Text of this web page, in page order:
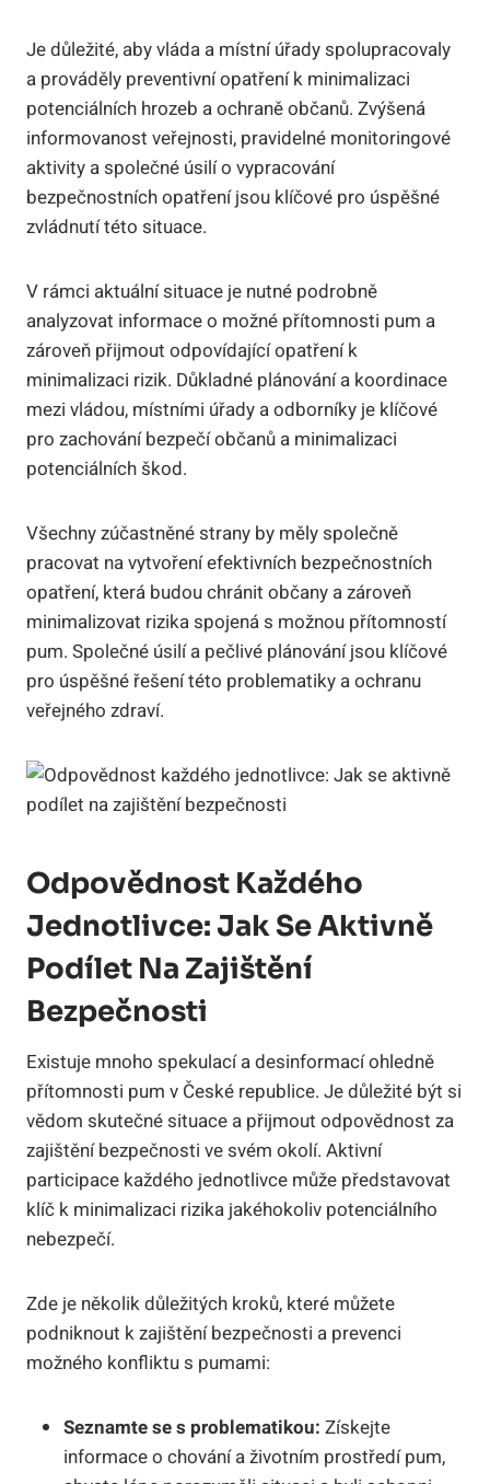
Je důležité, aby vláda a místní úřady spolupracovaly
a prováděly preventivní opatření k minimalizaci
potenciálních hrozeb a ochraně občanů. Zvýšená
informovanost veřejnosti, pravidelné monitoringové
aktivity a společné úsilí o vypracování
bezpečnostních opatření jsou klíčové pro úspěšné
zvládnutí této situace.
V rámci aktuální situace je nutné podrobně
analyzovat informace o možné přítomnosti pum a
zároveň přijmout odpovídající opatření k
minimalizaci rizik. Důkladné plánování a koordinace
mezi vládou, místními úřady a odborníky je klíčové
pro zachování bezpečí občanů a minimalizaci
potenciálních škod.
Všechny zúčastněné strany by měly společně
pracovat na vytvoření efektivních bezpečnostních
opatření, která budou chránit občany a zároveň
minimalizovat rizika spojená s možnou přítomností
pum. Společné úsilí a pečlivé plánování jsou klíčové
pro úspěšné řešení této problematiky a ochranu
veřejného zdraví.
Odpovědnost Každého
Jednotlivce: Jak Se Aktivně
Podílet Na Zajištění
Bezpečnosti
Existuje mnoho spekulací a desinformací ohledně
přítomnosti pum v České republice. Je důležité být si
vědom skutečné situace a přijmout odpovědnost za
zajištění bezpečnosti ve svém okolí. Aktivní
participace každého jednotlivce může představovat
klíč k minimalizaci rizika jakéhokoliv potenciálního
nebezpečí.
Zde je několik důležitých kroků, které můžete
podniknout k zajištění bezpečnosti a prevenci
možného konfliktu s pumami:
Seznamte se s problematikou: Získejte
informace o chování a životním prostředí pum,